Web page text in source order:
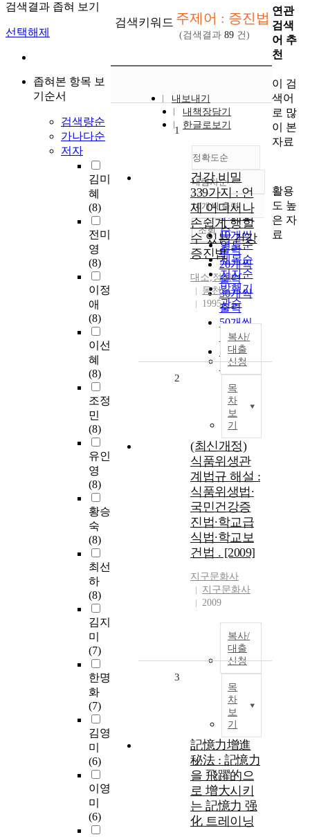
검색결과 좁혀 보기
선택해제
좁혀본 항목 보
기순서
검색량순
가나다순
저자
김미
혜
(8)
전미
영
(8)
이정
애
(8)
이선
혜
(8)
조정
민
(8)
유인
영
(8)
황승
숙
(8)
최선
하
(8)
김지
미
(7)
한명
화
(7)
김영
미
(6)
이영
미
(6)
검색키워드 주제어 : 증진법
(검색결과 89 건)
내보내기
내책장담기
한글로보기
정확도순
정확도
순
인기도
순
연도순
제목순
저자순
발행기
관순
내림차순
내림차순
10개씩 출력
10개씩
출력
20개씩
출력
30개씩
출력
50개씩
출력
100개씩
출력
조회
1
건강 비밀
339가지 : 언
제 어디서나
손쉽게 행할
수 있는 건강
증진법
대소,정예
동천사
1995
복사/
대출
신청
목
차
보
기
2
(최신개정)
식품위생관
계법규 해설 :
식품위생법∙
국민건강증
진법∙학교급
식법∙학교보
건법 . [2009]
지구문화사
지구문화사
2009
복사/
대출
신청
목
차
보
기
3
記憶力增進
秘法 : 記憶力
을 飛躍的으
로 增大시키
는 記憶力 强
化 트레이닝
연관
검색
어 추
천
이 검
색어
로 많
이 본
자료
활용
도 높
은 자
료